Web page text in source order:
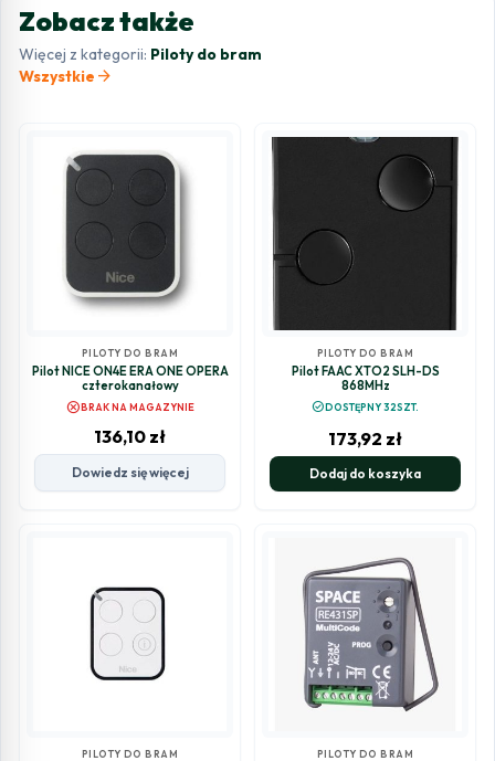
Zobacz także
Więcej z kategorii: Piloty do bram
Wszystkie arrow_forward
PILOTY DO BRAM
Pilot NICE ON4E ERA ONE OPERA
czterokanałowy
cancelBRAK NA MAGAZYNIE
136,10 zł
Dowiedz się więcej
PILOTY DO BRAM
Pilot FAAC XTO2 SLH-DS
868MHz
check_circleDOSTĘPNY 32SZT.
173,92 zł
Dodaj do koszyka
PILOTY DO BRAM PILOTY DO BRAM